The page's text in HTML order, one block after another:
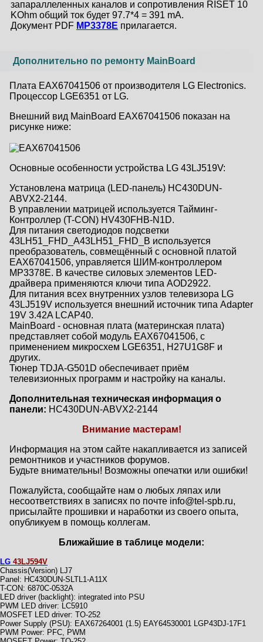
запараллеленных каналов и сопротивления RISET 10
KOhm общий ток будет 97.7*4 = 391 mA.
Документ PDF MP3378E прилагается.
Дополнительно по ремонту MainBoard
Плата EAX67041506 от производителя LG Electronics.
Процессор LGE6351 от LG.
Внешний вид MainBoard EAX67041506 показан на
рисунке ниже:
Основные особенности устройства LG 43LJ519V:
Установлена матрица (LED-панель) HC430DUN-
ABVX2-2144.
В управлении матрицей используется Тайминг-
Контроллер (T-CON) HV430FHB-N1D.
Для питания светодиодов подсветки
43LH51_FHD_A43LH51_FHD_B используется
преобразователь, совмещённый с основной платой
EAX67041506, управляется ШИМ-контроллером
MP3378E. В качестве силовых элементов LED-
драйвера применяются ключи типа AOD2922.
Для питания всех внутренних узлов телевизора LG
43LJ519V используется внешний источник типа Adapter
19V 3.42A LCAP40.
MainBoard - основная плата (материнская плата)
представляет собой модуль EAX67041506, с
применением микросхем LGE6351, H27U1G8F и
других.
Тюнер TDJA-G501D обеспечивает приём
телевизионных программ и настройку на каналы.
Дополнительная техническая информация о
панели: HC430DUN-ABVX2-2144
Внимание мастерам!
Информация на этом сайте накапливается из записей
ремонтников и участников форумов.
Будьте внимательны! Возможны опечатки или ошибки!
Пожалуйста, сообщайте нам о любых ляпах или
несоответствиях в записях по почте info@tel-spb.ru,
присылайте прошивки и наработки из своего опыта,
опубликуем в помощь коллегам.
Ближайшие в таблице модели:
LG 43LJ594V
Chassis(Version) LJ7
Panel: HC430DUN-SLTL1-A11X
T-CON: 6870C-0532A
LED driver (backlight): integrated into PSU
PWM LED driver: LC5910
MOSFET LED driver: TO-252
Power Supply (PSU): EAX67264001 (1.5) EAY64530001 LGP43DJ-17F1
PWM Power: PFC, PWM